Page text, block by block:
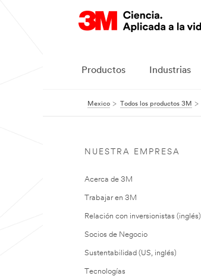
Productos Industrias
Mexico Todos los productos 3M
NUESTRA EMPRESA
Acerca de 3M
Trabajar en 3M
Relación con inversionistas (inglés)
Socios de Negocio
Sustentabilidad (US, inglés)
Tecnologías